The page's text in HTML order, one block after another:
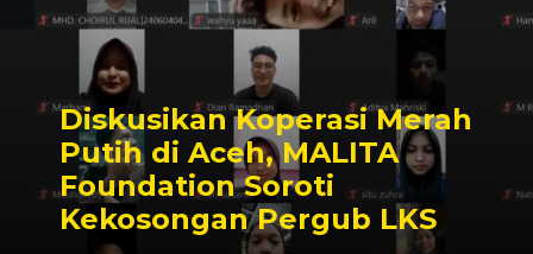
Diskusikan Koperasi Merah
Putih di Aceh, MALITA
Foundation Soroti
Kekosongan Pergub LKS